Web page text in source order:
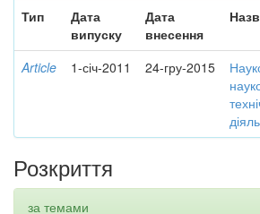
Тип
Дата
випуску
Дата
внесення
Article 1-січ-2011 24-гру-2015
Розкриття
за темами